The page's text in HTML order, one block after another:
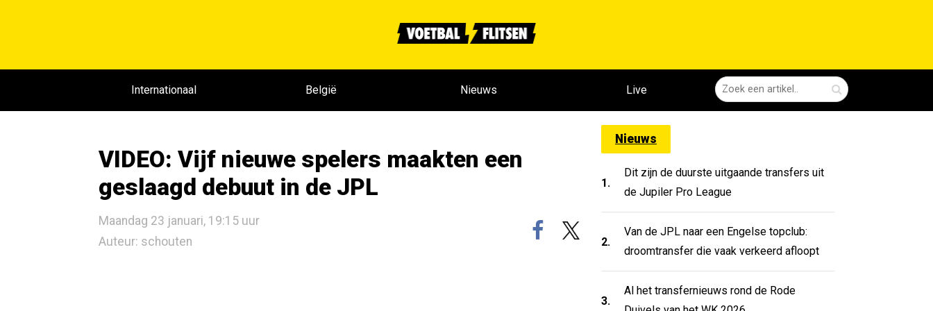
Internationaal België Nieuws Live
VIDEO: Vijf nieuwe spelers maakten een
geslaagd debuut in de JPL
Maandag 23 januari, 19:15 uur
Auteur: schouten
Nieuws
1.
Dit zijn de duurste uitgaande transfers uit
de Jupiler Pro League
2.
Van de JPL naar een Engelse topclub:
droomtransfer die vaak verkeerd afloopt
3.
Al het transfernieuws rond de Rode